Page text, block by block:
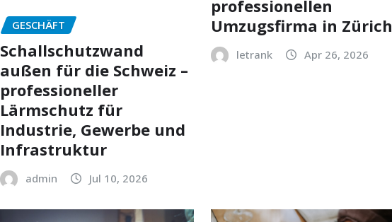
GESCHÄFT
Schallschutzwand
außen für die Schweiz –
professioneller
Lärmschutz für
Industrie, Gewerbe und
Infrastruktur
admin Jul 10, 2026
professionellen
Umzugsfirma in Zürich
letrank Apr 26, 2026